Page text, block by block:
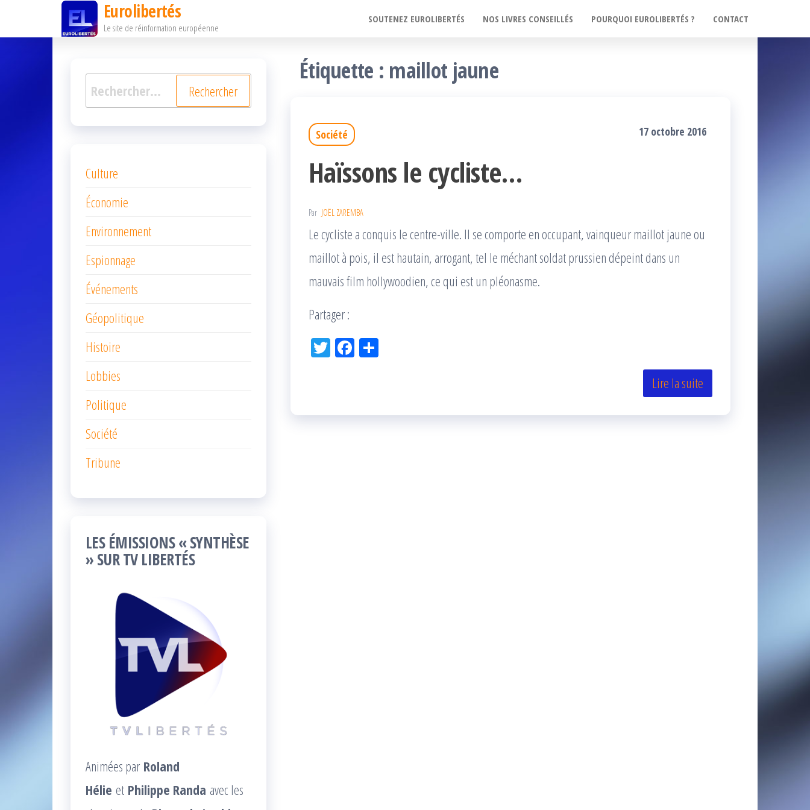
ce
Eurolibertés
Le site de réinformation européenne
SOUTENEZ EUROLIBERTÉS NOS LIVRES CONSEILLÉS POURQUOI EUROLIBERTÉS ? CONTACT
Étiquette : maillot jaune
Société 17 octobre 2016
Haïssons le cycliste…
Par JOËL ZAREMBA
Le cycliste a conquis le centre-ville. Il se comporte en occupant, vainqueur maillot jaune ou
maillot à pois, il est hautain, arrogant, tel le méchant soldat prussien dépeint dans un
mauvais film hollywoodien, ce qui est un pléonasme.
Partager :
Tw Fac
Lire la suite
Rechercher :
Culture
Économie
Environnement
Espionnage
Événements
Géopolitique
Histoire
Lobbies
Politique
Société
Tribune
LES ÉMISSIONS « SYNTHÈSE
» SUR TV LIBERTÉS
Animées par Roland
Hélie et Philippe Randa avec les